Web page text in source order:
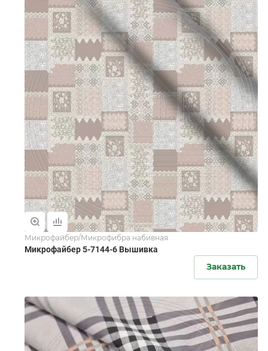
Микрофайбер/Микрофибра набивная
Микрофайбер 5-7144-6 Вышивка
Заказать